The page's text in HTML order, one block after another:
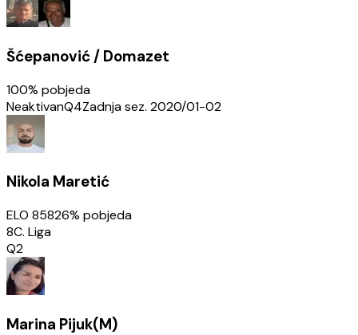
Šćepanović / Domazet
100% pobjeda
NeaktivanQ4Zadnja sez. 2020/01-02
Nikola Maretić
ELO 85826% pobjeda
8C. Liga
Q2
Marina Pijuk(M)